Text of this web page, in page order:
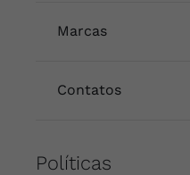
Marcas
Contatos
Políticas